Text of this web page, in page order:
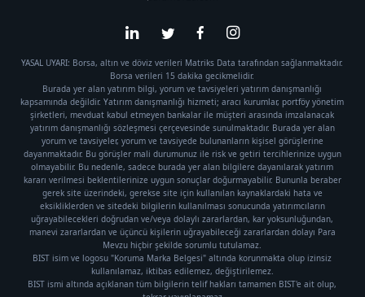
YASAL UYARI: Borsa, altın ve döviz verileri Matriks Data tarafından sağlanmaktadır.
Borsa verileri 15 dakika gecikmelidir.
Burada yer alan yatırım bilgi, yorum ve tavsiyeleri yatırım danışmanlığı
kapsamında değildir. Yatırım danışmanlığı hizmeti; aracı kurumlar, portföy yönetim
şirketleri, mevduat kabul etmeyen bankalar ile müşteri arasında imzalanacak
yatırım danışmanlığı sözleşmesi çerçevesinde sunulmaktadır. Burada yer alan
yorum ve tavsiyeler, yorum ve tavsiyede bulunanların kişisel görüşlerine
dayanmaktadır. Bu görüşler mali durumunuz ile risk ve getiri tercihlerinize uygun
olmayabilir. Bu nedenle, sadece burada yer alan bilgilere dayanılarak yatırım
kararı verilmesi beklentilerinize uygun sonuçlar doğurmayabilir. Bununla beraber
gerek site üzerindeki, gerekse site için kullanılan kaynaklardaki hata ve
eksikliklerden ve sitedeki bilgilerin kullanılması sonucunda yatırımcıların
uğrayabilecekleri doğrudan ve/veya dolaylı zararlardan, kar yoksunluğundan,
manevi zararlardan ve üçüncü kişilerin uğrayabileceği zararlardan dolayı Para
Mevzu hiçbir şekilde sorumlu tutulamaz.
BIST isim ve logosu "Koruma Marka Belgesi" altında korunmakta olup izinsiz
kullanılamaz, iktibas edilemez, değiştirilemez.
BIST ismi altında açıklanan tüm bilgilerin telif hakları tamamen BIST'e ait olup,